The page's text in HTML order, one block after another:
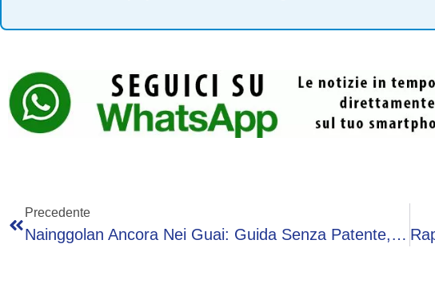
Precedente
Nainggolan Ancora Nei Guai: Guida Senza Patente, Passa Con Il Rosso E Sfiora Una Pattuglia Della Polizia